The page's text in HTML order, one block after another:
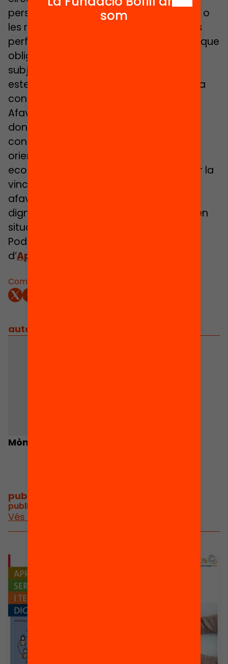
Comparteix:
persones per les seves històries de vida o
les revictimitzen identificant-se amb els
perfils poblacionals de risc. Una lectura que
obliga les fortaleses i capacitats dels
subjectes, construeix una imatge
estereotipada de l’exclusió i no facilita la
construcció de capital social.
Afavorir processos d’inclusió requereix
doncs accions de caure estructural,
contextual i individual: propostes
orientades a enfortir un sistema social i
econòmic més just i equitatiu, a facilitar la
vinculació i la participació al territori, i a
afavorir processos d’humanització i
dignificació de les persones que viuen en
situacions d’exclusió.
Podeu consultar altres guies
d’Aprenentage Servei
autors
Mònica Gijón
publicacions i vídeos
publicacions i vídeos relacionats
Vés a publicacions i vídeos
som